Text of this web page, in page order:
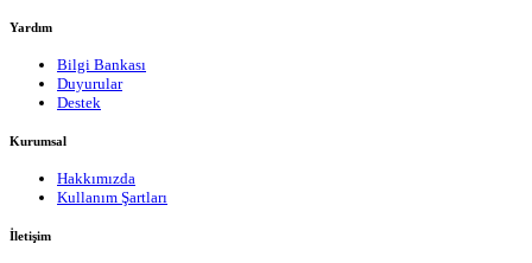
Yardım
Bilgi Bankası
Duyurular
Destek
Kurumsal
Hakkımızda
Kullanım Şartları
İletişim